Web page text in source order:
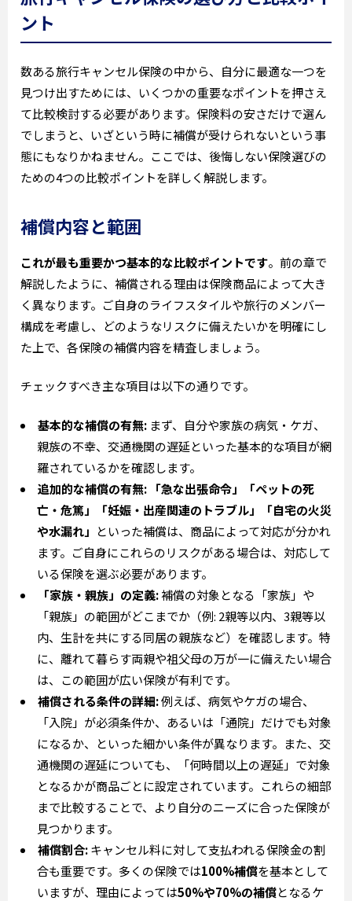
ント
数ある旅行キャンセル保険の中から、自分に最適な一つを
見つけ出すためには、いくつかの重要なポイントを押さえ
て比較検討する必要があります。保険料の安さだけで選ん
でしまうと、いざという時に補償が受けられないという事
態にもなりかねません。ここでは、後悔しない保険選びの
ための4つの比較ポイントを詳しく解説します。
補償内容と範囲
これが最も重要かつ基本的な比較ポイントです。前の章で
解説したように、補償される理由は保険商品によって大き
く異なります。ご自身のライフスタイルや旅行のメンバー
構成を考慮し、どのようなリスクに備えたいかを明確にし
た上で、各保険の補償内容を精査しましょう。
チェックすべき主な項目は以下の通りです。
基本的な補償の有無: まず、自分や家族の病気・ケガ、
親族の不幸、交通機関の遅延といった基本的な項目が網
羅されているかを確認します。
追加的な補償の有無: 「急な出張命令」「ペットの死
亡・危篤」「妊娠・出産関連のトラブル」「自宅の火災
や水漏れ」 といった補償は、商品によって対応が分かれ
ます。ご自身にこれらのリスクがある場合は、対応して
いる保険を選ぶ必要があります。
「家族・親族」の定義:補償の対象となる「家族」や
「親族」の範囲がどこまでか（例: 2親等以内、3親等以
内、生計を共にする同居の親族など）を確認します。特
に、離れて暮らす両親や祖父母の万が一に備えたい場合
は、この範囲が広い保険が有利です。
補償される条件の詳細:例えば、病気やケガの場合、
「入院」が必須条件か、あるいは「通院」だけでも対象
になるか、といった細かい条件が異なります。また、交
通機関の遅延についても、「何時間以上の遅延」で対象
となるかが商品ごとに設定されています。これらの細部
まで比較することで、より自分のニーズに合った保険が
見つかります。
補償割合:キャンセル料に対して支払われる保険金の割
合も重要です。多くの保険では100%補償を基本として
いますが、理由によっては50%や70%の補償となるケ